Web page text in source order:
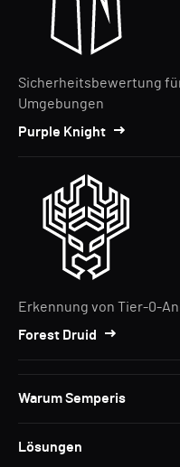
Sicherheitsbewertung
Umgebungen
Purple Knight
Erkennung von Tier-0-
Forest Druid
Warum Semperis
Lösungen